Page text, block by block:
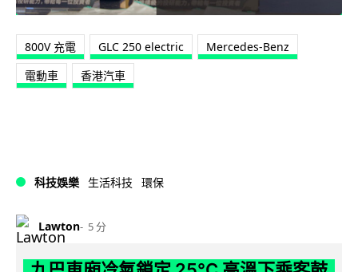
800V 充電 GLC 250 electric
Mercedes-Benz
電動車
香港汽車
科技娛樂 生活科技 環保
Lawton 5 分